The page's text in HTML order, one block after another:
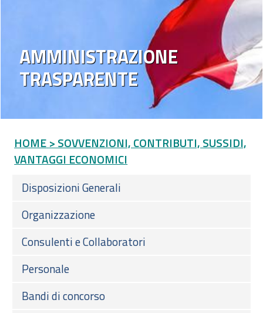
AMMINISTRAZIONE
TRASPARENTE
HOME > SOVVENZIONI, CONTRIBUTI, SUSSIDI,
VANTAGGI ECONOMICI
Disposizioni Generali
Organizzazione
Consulenti e Collaboratori
Personale
Bandi di concorso